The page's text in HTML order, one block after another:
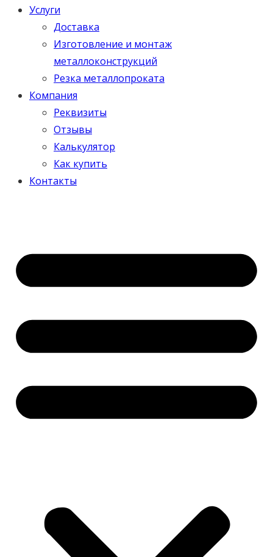
Услуги
Доставка
Изготовление и монтаж
металлоконструкций
Резка металлопроката
Компания
Реквизиты
Отзывы
Калькулятор
Как купить
Контакты